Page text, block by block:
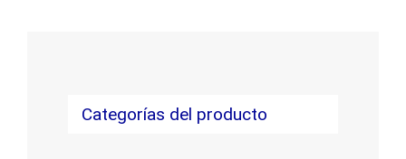
Categorías del producto